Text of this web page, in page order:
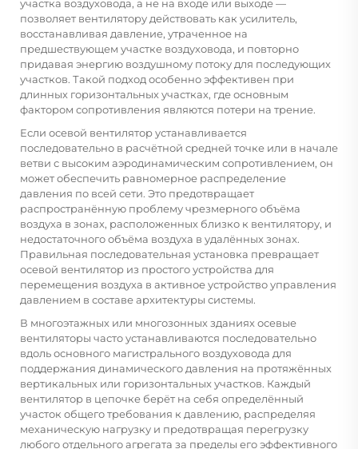
участка воздуховода, а не на входе или выходе —
позволяет вентилятору действовать как усилитель,
восстанавливая давление, утраченное на
предшествующем участке воздуховода, и повторно
придавая энергию воздушному потоку для последующих
участков. Такой подход особенно эффективен при
длинных горизонтальных участках, где основным
фактором сопротивления являются потери на трение.
Если осевой вентилятор устанавливается
последовательно в расчётной средней точке или в начале
ветви с высоким аэродинамическим сопротивлением, он
может обеспечить равномерное распределение
давления по всей сети. Это предотвращает
распространённую проблему чрезмерного объёма
воздуха в зонах, расположенных близко к вентилятору, и
недостаточного объёма воздуха в удалённых зонах.
Правильная последовательная установка превращает
осевой вентилятор из простого устройства для
перемещения воздуха в активное устройство управления
давлением в составе архитектуры системы.
В многоэтажных или многозонных зданиях осевые
вентиляторы часто устанавливаются последовательно
вдоль основного магистрального воздуховода для
поддержания динамического давления на протяжённых
вертикальных или горизонтальных участков. Каждый
вентилятор в цепочке берёт на себя определённый
участок общего требования к давлению, распределяя
механическую нагрузку и предотвращая перегрузку
любого отдельного агрегата за пределы его эффективного